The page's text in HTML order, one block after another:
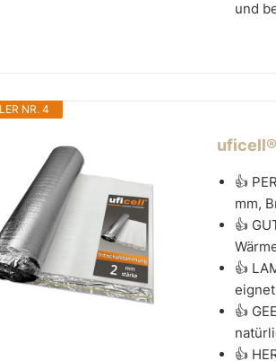
und
NR. 4
👍
mm,
👍
👍
👍
👍